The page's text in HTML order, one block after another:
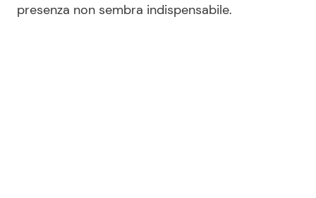
Viaggi e Turismo Ricette Feste
presenza non sembra indispensabile.